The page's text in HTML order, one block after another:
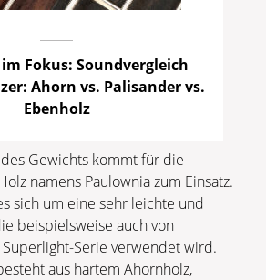
Fokus: Soundvergleich
Ahorn vs. Palisander vs.
Ebenholz
Gewichts kommt für die
namens Paulownia zum Einsatz.
sich um eine sehr leichte und
beispielsweise auch von
Serie verwendet wird.
aus hartem Ahornholz,